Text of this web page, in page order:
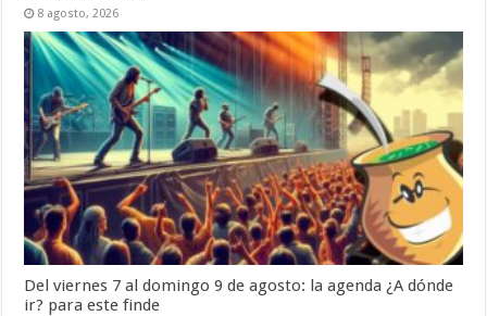
8 agosto, 2026
Del viernes 7 al domingo 9 de agosto: la agenda ¿A dónde
ir? para este finde